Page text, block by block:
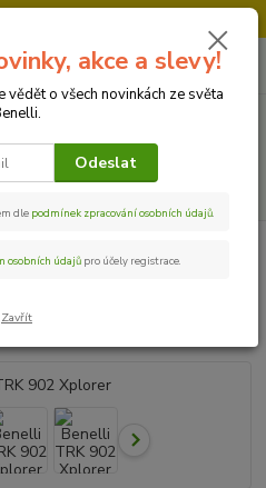
0
za0 Kč
akce a slevy!
vědět o všech novinkách ze světa
Odeslat
dle podmínek zpracování osobních údajů.
osobních údajů pro účely registrace.
Zavřít